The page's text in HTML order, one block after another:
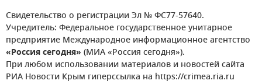
Свидетельство о регистрации Эл № ФС77-57640.
Учредитель: Федеральное государственное унитарное
предприятие Международное информационное агентство
«Россия сегодня» (МИА «Россия сегодня»).
При любом использовании материалов и новостей сайта
РИА Новости Крым гиперссылка на https://crimea.ria.ru